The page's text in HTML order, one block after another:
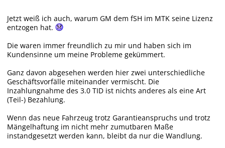
Jetzt weiß ich auch, warum GM dem fSH im MTK seine Lizenz
entzogen hat.
Die waren immer freundlich zu mir und haben sich im
Kundensinne um meine Probleme gekümmert.
Ganz davon abgesehen werden hier zwei unterschiedliche
Geschäftsvorfälle miteinander vermischt. Die
Inzahlungnahme des 3.0 TID ist nichts anderes als eine Art
(Teil-) Bezahlung.
Wenn das neue Fahrzeug trotz Garantieanspruchs und trotz
Mängelhaftung im nicht mehr zumutbaren Maße
instandgesetzt werden kann, bleibt da nur die Wandlung.